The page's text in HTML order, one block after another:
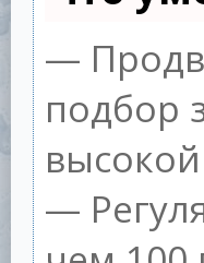
—
подбор
—